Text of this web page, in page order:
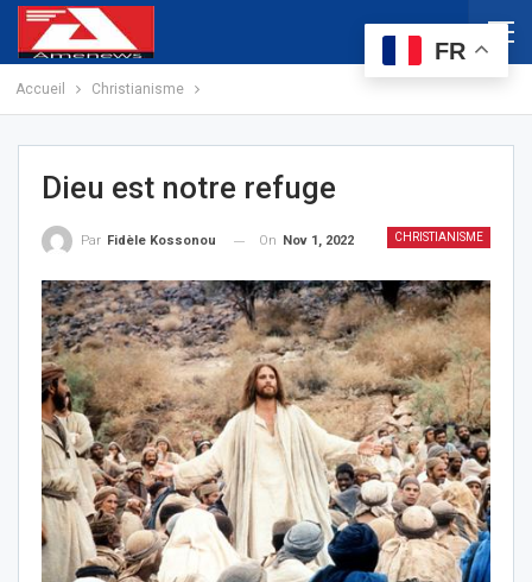
Accueil Christianisme
Dieu est notre refuge
CHRISTIANISME
Par Fidèle Kossonou On Nov 1, 2022
FR